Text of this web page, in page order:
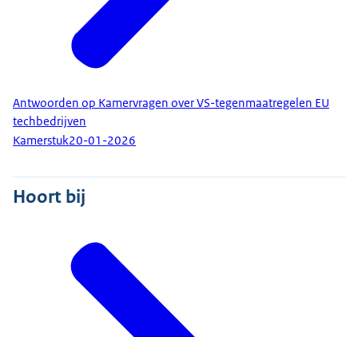
Antwoorden op Kamervragen over VS-tegenmaatregelen EU
techbedrijven
Kamerstuk20-01-2026
Hoort bij